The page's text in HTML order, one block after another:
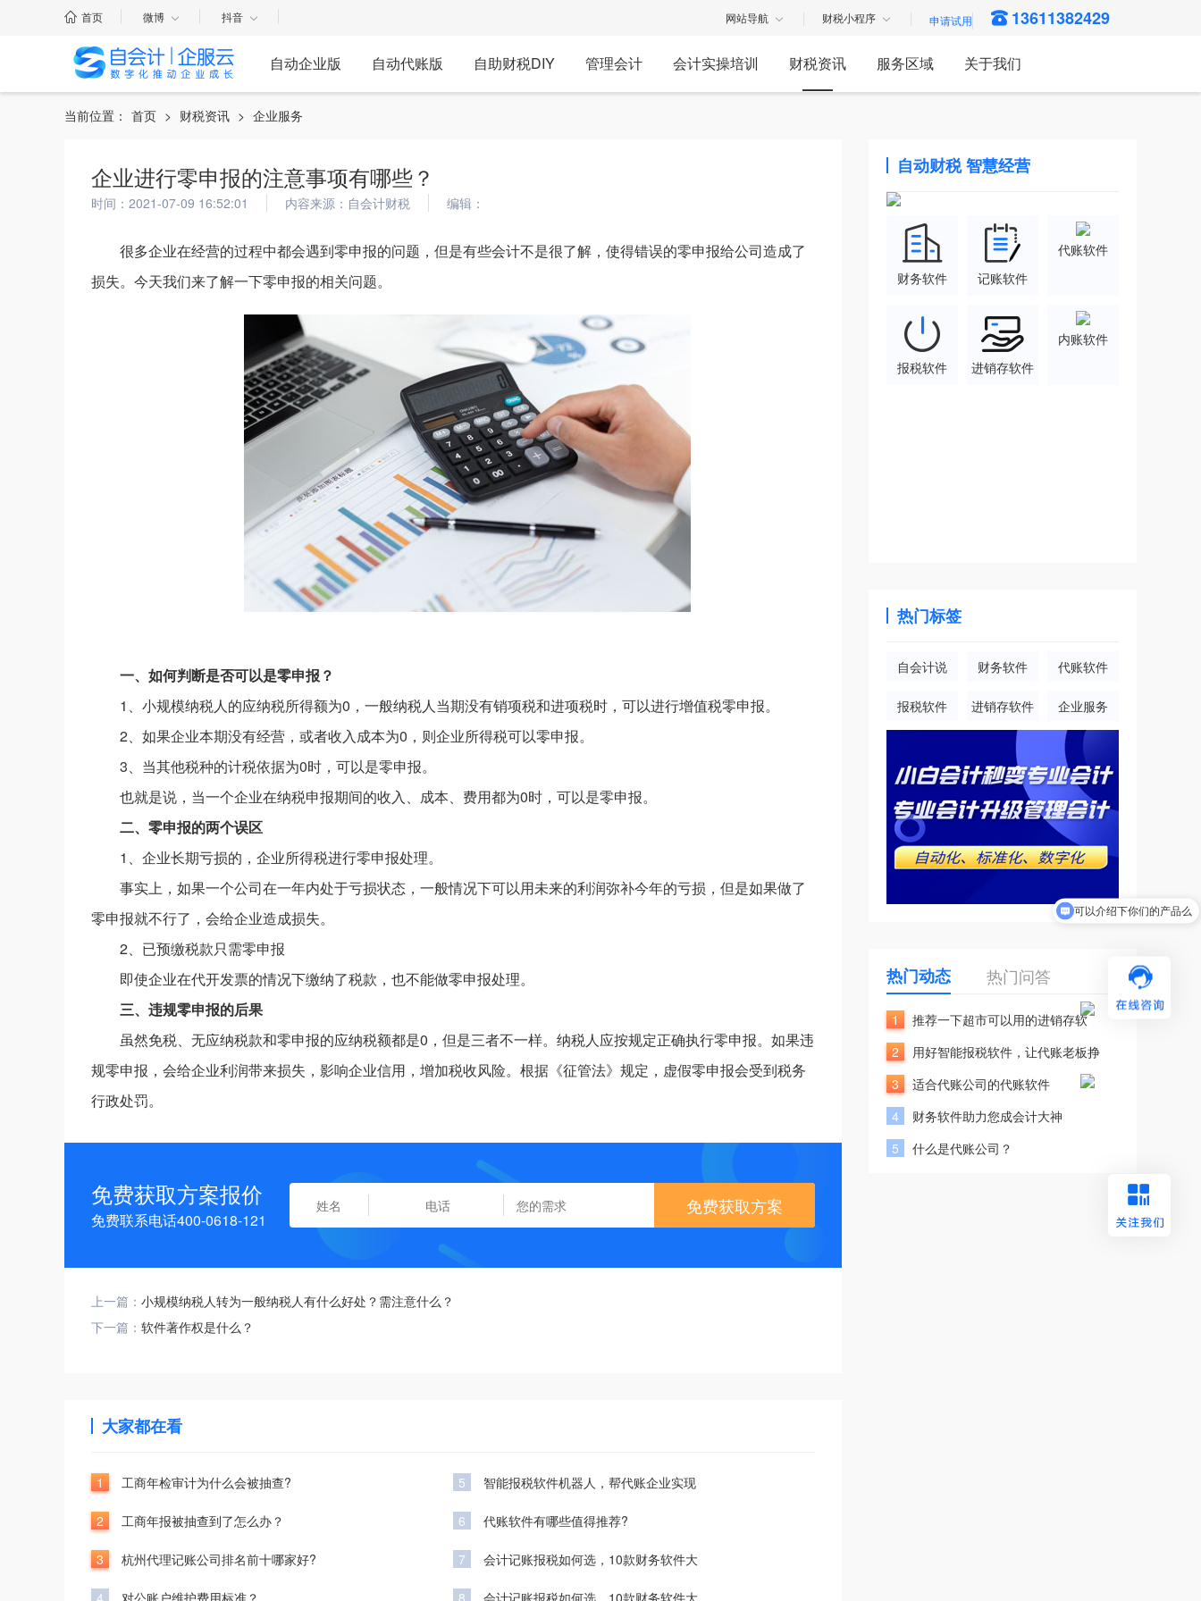
首页 微博 抖音 网站导航 财税小程序 13611382429
自动企业版 自动代账版 自助财税DIY 管理会计 会计实操培训 财税资讯 服务区域 关于我们
当前位置： 首页 > 财税资讯 > 企业服务
企业进行零申报的注意事项有哪些？
时间：2021-07-09 16:52:01 内容来源：自会计财税 编辑：
很多企业在经营的过程中都会遇到零申报的问题，但是有些会计不是很了解，使得错误的零申报给公司造成了
损失。今天我们来了解一下零申报的相关问题。
一、如何判断是否可以是零申报？
1、小规模纳税人的应纳税所得额为0，一般纳税人当期没有销项税和进项税时，可以进行增值税零申报。
2、如果企业本期没有经营，或者收入成本为0，则企业所得税可以零申报。
3、当其他税种的计税依据为0时，可以是零申报。
也就是说，当一个企业在纳税申报期间的收入、成本、费用都为0时，可以是零申报。
二、零申报的两个误区
1、企业长期亏损的，企业所得税进行零申报处理。
事实上，如果一个公司在一年内处于亏损状态，一般情况下可以用未来的利润弥补今年的亏损，但是如果做了
零申报就不行了，会给企业造成损失。
2、已预缴税款只需零申报
即使企业在代开发票的情况下缴纳了税款，也不能做零申报处理。
三、违规零申报的后果
虽然免税、无应纳税款和零申报的应纳税额都是0，但是三者不一样。纳税人应按规定正确执行零申报。如果违
规零申报，会给企业利润带来损失，影响企业信用，增加税收风险。根据《征管法》规定，虚假零申报会受到税务
行政处罚。
免费获取方案报价
免费联系电话400-0618-121
免费获取方案
上一篇： 小规模纳税人转为一般纳税人有什么好处？需注意什么？
下一篇： 软件著作权是什么？
大家都在看
1 工商年检审计为什么会被抽查?
2 工商年报被抽查到了怎么办？
3 杭州代理记账公司排名前十哪家好?
4 对公账户维护费用标准？
5 智能报税软件机器人，帮代账企业实现
6 代账软件有哪些值得推荐?
7 会计记账报税如何选，10款财务软件大
8 会计记账报税如何选，10款财务软件大
自动财税 智慧经营
财务软件 记账软件
代账软件
报税软件 进销存软件
内账软件
热门标签
自会计说 财务软件 代账软件
报税软件 进销存软件 企业服务
热门动态 热门问答
1
推荐一下超市可以用的进销存软
2
用好智能报税软件，让代账老板挣
3
适合代账公司的代账软件
4
财务软件助力您成会计大神
5
什么是代账公司？
可以介绍下你们的产品么